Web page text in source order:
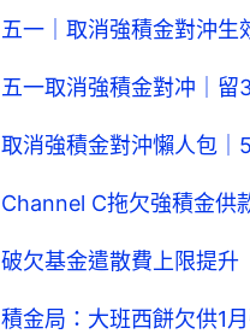
五一｜取消強積金對沖
五一取消強積金對冲｜
取消強積金對沖懶人包
Channel C拖欠強積金
破欠基金遣散費上限提
積金局：大班西餅欠供1